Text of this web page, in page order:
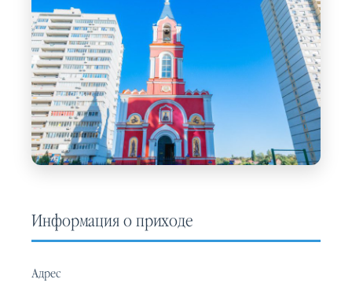
Информация о приходе
Адрес